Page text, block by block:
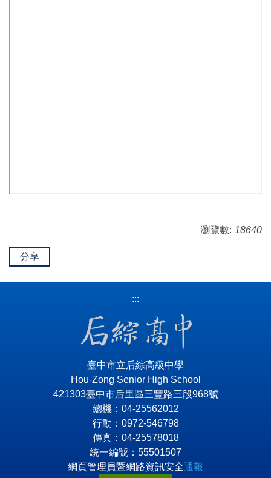
瀏覽數: 18640
分享
:::
臺中市立后綜高級中學
Hou-Zong Senior High School
421303臺中市后里區三豐路三段968號
總機：04-25562012
行動：0972-546798
傳真：04-25578018
統一編號：55501507
網頁管理員暨網路資訊安全通報